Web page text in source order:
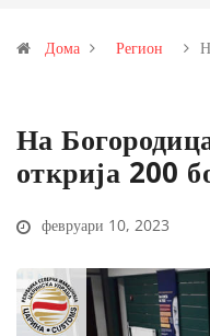
Иловица и со антимонот?
Дома Регион
На
открија 200
февруари 10, 2023